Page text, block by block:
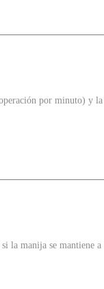
por minuto) y
la manija se mantiene